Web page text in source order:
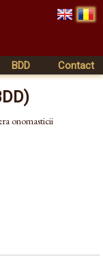
BDD Contact
onomasticii